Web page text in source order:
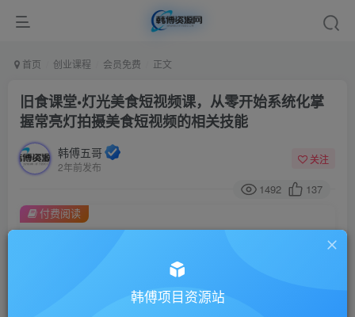
首页 创业课程 会员免费 正文
旧食课堂•灯光美食短视频课，从零开始系统化掌
握常亮灯拍摄美食短视频的相关技能
韩傅五哥
2年前发布
关注
1492 137
金币9.9金币99
付费阅读
韩傅项目资源站